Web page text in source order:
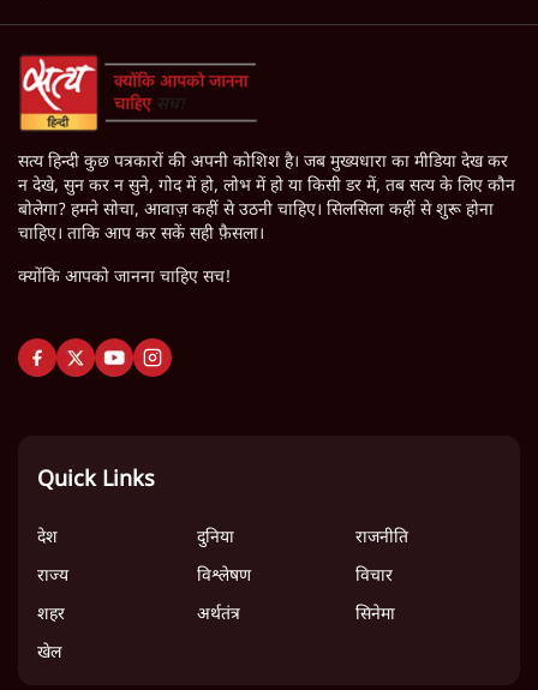
सत्य हिन्दी कुछ पत्रकारों की अपनी कोशिश है। जब मुख्यधारा का मीडिया देख कर
न देखे, सुन कर न सुने, गोद में हो, लोभ में हो या किसी डर में, तब सत्य के लिए कौन
बोलेगा? हमने सोचा, आवाज़ कहीं से उठनी चाहिए। सिलसिला कहीं से शुरू होना
चाहिए। ताकि आप कर सकें सही फ़ैसला।
क्योंकि आपको जानना चाहिए सच!
Quick Links
देश दुनिया
राजनीति
राज्य
विश्लेषण
विचार
शहर
अर्थतंत्र
सिनेमा
खेल